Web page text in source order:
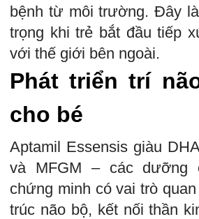
bệnh từ môi trường. Đây
trọng khi trẻ bắt đầu tiếp
với thế giới bên ngoài.
Phát triển trí
cho bé
Aptamil Essensis giàu
và MFGM – các dưỡng
chứng minh có vai trò
trúc não bộ, kết nối thần